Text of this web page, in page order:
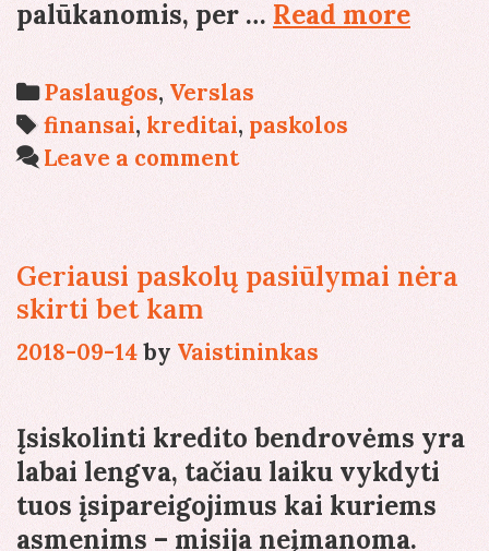
palūkanomis, per … Read moreKą
apie
Categories
Paslaugos, Verslas
Tags
finansai,kreditai, paskolos
Leave a comment
Geriausi paskolų pasiūlymai nėra
skirti bet kam
2018-09-14by Vaistininkas
Įsiskolinti kredito bendrovėms yra
labai lengva, tačiau laiku vykdyti
tuos įsipareigojimus kai kuriems
asmenims – misija neįmanoma.